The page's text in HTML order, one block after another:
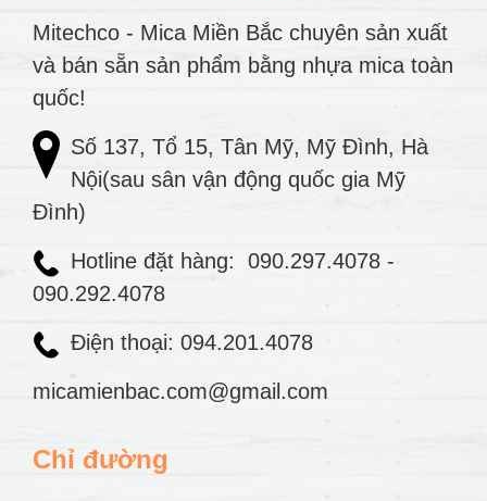
Mitechco - Mica Miền Bắc chuyên sản xuất
và bán sẵn sản phẩm bằng nhựa mica toàn
quốc!
Số 137, Tổ 15, Tân Mỹ, Mỹ Đình, Hà
Nội(sau sân vận động quốc gia Mỹ
Đình)
Hotline đặt hàng: 090.297.4078 -
090.292.4078
Điện thoại: 094.201.4078
micamienbac.com@gmail.com
Chỉ đường